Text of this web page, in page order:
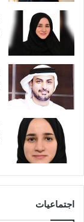
اجتماعيات